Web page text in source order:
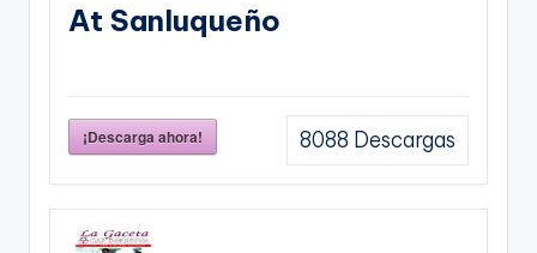
At Sanluqueño
¡Descarga ahora! 8088 Descargas